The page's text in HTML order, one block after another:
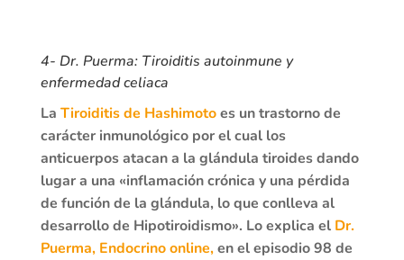
4- Dr. Puerma: Tiroiditis autoinmune y
enfermedad celiaca
La Tiroiditis de Hashimotoes un trastorno de
carácter inmunológico por el cual los
anticuerpos atacan a la glándula tiroides dando
lugar a una «inflamación crónica y una pérdida
de función de la glándula, lo que conlleva al
desarrollo de Hipotiroidismo». Lo explica elDr.
Puerma, Endocrino online,en el episodio 98 de